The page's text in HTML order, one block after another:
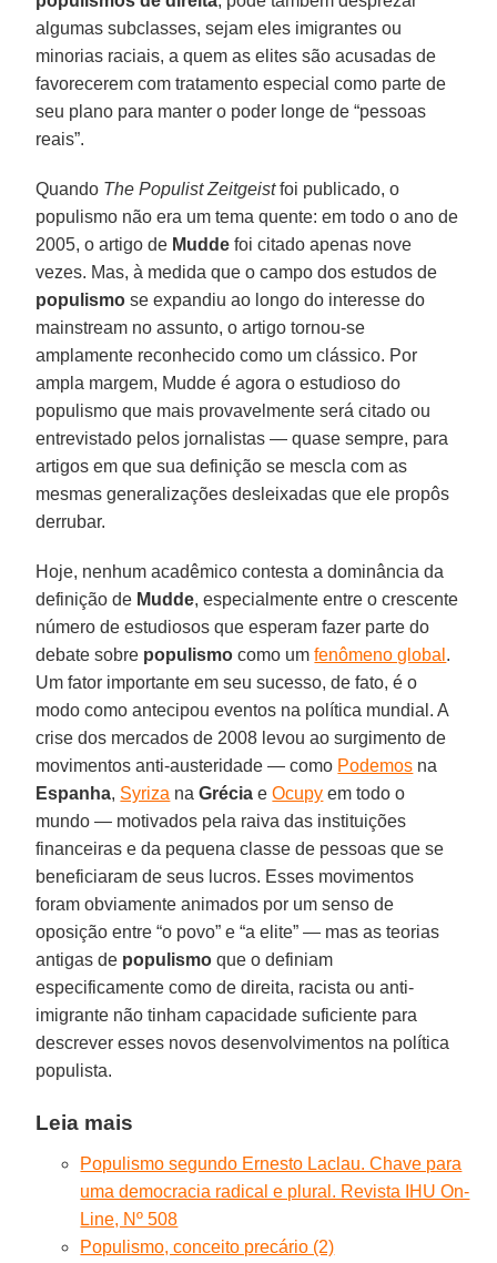
algumas subclasses, sejam eles imigrantes ou
minorias raciais, a quem as elites são acusadas de
favorecerem com tratamento especial como parte de
seu plano para manter o poder longe de “pessoas
reais”.
Quando The Populist Zeitgeistfoi publicado, o
populismo não era um tema quente: em todo o ano de
2005, o artigo de Mudde foi citado apenas nove
vezes. Mas, à medida que o campo dos estudos de
populismo se expandiu ao longo do interesse do
mainstream no assunto, o artigo tornou-se
amplamente reconhecido como um clássico. Por
ampla margem, Mudde é agora o estudioso do
populismo que mais provavelmente será citado ou
entrevistado pelos jornalistas — quase sempre, para
artigos em que sua definição se mescla com as
mesmas generalizações desleixadas que ele propôs
derrubar.
Hoje, nenhum acadêmico contesta a dominância da
definição de Mudde, especialmente entre o crescente
número de estudiosos que esperam fazer parte do
debate sobre populismo como umfenômeno global .
Um fator importante em seu sucesso, de fato, é o
modo como antecipou eventos na política mundial. A
crise dos mercados de 2008 levou ao surgimento de
movimentos anti-austeridade — como Podemos na
Espanha, Syriza naGrécia eOcupy em todo o
mundo — motivados pela raiva das instituições
financeiras e da pequena classe de pessoas que se
beneficiaram de seus lucros. Esses movimentos
foram obviamente animados por um senso de
oposição entre “o povo” e “a elite” — mas as teorias
antigas de populismo que o definiam
especificamente como de direita, racista ou anti-
imigrante não tinham capacidade suficiente para
descrever esses novos desenvolvimentos na política
populista.
Leia mais
Populismo segundo Ernesto Laclau. Chave para
uma democracia radical e plural. Revista IHU On-
Line, Nº 508
Populismo, conceito precário (2)